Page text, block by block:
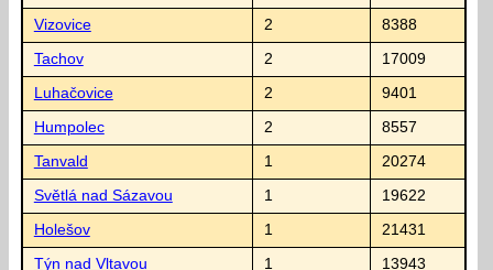
Vizovice 2 8388
Tachov 2 17009
Luhačovice 2 9401
Humpolec 2 8557
Tanvald 1 20274
Světlá nad Sázavou 1 19622
Holešov 1 21431
Týn nad Vltavou 1 13943